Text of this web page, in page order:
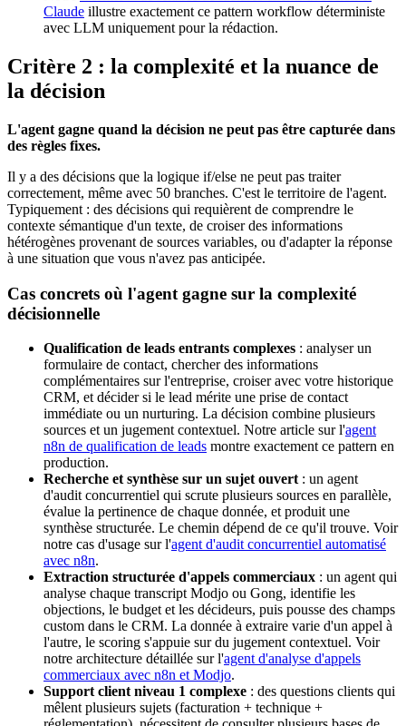
Claude illustre exactement ce pattern workflow déterministe
avec LLM uniquement pour la rédaction.
Critère 2 : la complexité et la nuance de
la décision
L'agent gagne quand la décision ne peut pas être capturée dans
des règles fixes.
Il y a des décisions que la logique if/else ne peut pas traiter
correctement, même avec 50 branches. C'est le territoire de l'agent.
Typiquement : des décisions qui requièrent de comprendre le
contexte sémantique d'un texte, de croiser des informations
hétérogènes provenant de sources variables, ou d'adapter la réponse
à une situation que vous n'avez pas anticipée.
Cas concrets où l'agent gagne sur la complexité
décisionnelle
Qualification de leads entrants complexes : analyser un
formulaire de contact, chercher des informations
complémentaires sur l'entreprise, croiser avec votre historique
CRM, et décider si le lead mérite une prise de contact
immédiate ou un nurturing. La décision combine plusieurs
sources et un jugement contextuel. Notre article sur l'agent
n8n de qualification de leads montre exactement ce pattern en
production.
Recherche et synthèse sur un sujet ouvert : un agent
d'audit concurrentiel qui scrute plusieurs sources en parallèle,
évalue la pertinence de chaque donnée, et produit une
synthèse structurée. Le chemin dépend de ce qu'il trouve. Voir
notre cas d'usage sur l'agent d'audit concurrentiel automatisé
avec n8n.
Extraction structurée d'appels commerciaux : un agent qui
analyse chaque transcript Modjo ou Gong, identifie les
objections, le budget et les décideurs, puis pousse des champs
custom dans le CRM. La donnée à extraire varie d'un appel à
l'autre, le scoring s'appuie sur du jugement contextuel. Voir
notre architecture détaillée sur l'agent d'analyse d'appels
commerciaux avec n8n et Modjo.
Support client niveau 1 complexe : des questions clients qui
mêlent plusieurs sujets (facturation + technique +